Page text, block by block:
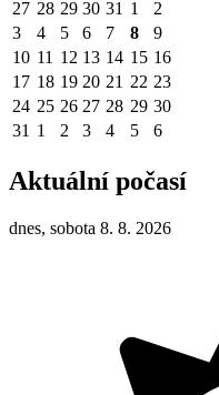
27 28 29 30 31 1
2
3
4 5 6 7 8
9
10 11 12 13 14 15 16
17 18 19 20 21 22 23
24 25 26 27 28 29 30
31 1 2 3 4 5 6
Aktuální počasí
dnes, sobota 8. 8. 2026